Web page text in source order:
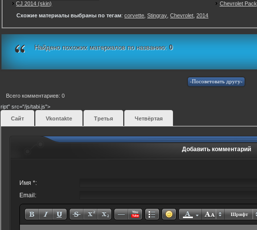
CJ 2014 (skin)
Chevrolet Pack
Схожие материалы выбраны по тегам:corvette,Stingray,Chevrolet,2014
Найдено похожих материалов по названию: 0
Всего комментариев: 0
ript" src="/js/tabi.js">
Сайт
Vkontakte Третья Четвёртая
Добавить комментарий
Имя *:
Email:
Шрифт